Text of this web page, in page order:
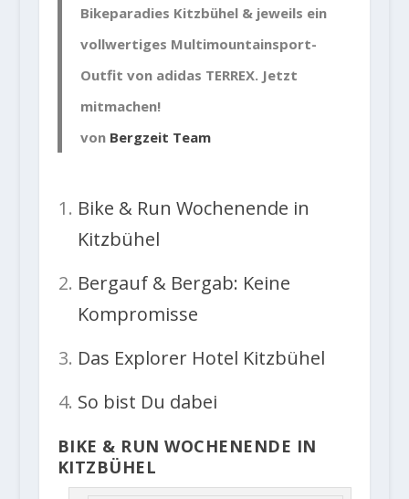
Bikeparadies Kitzbühel & jeweils ein
vollwertiges Multimountainsport-
Outfit von adidas TERREX. Jetzt
mitmachen!
von Bergzeit Team
Bike & Run Wochenende in
Kitzbühel
Bergauf & Bergab: Keine
Kompromisse
Das Explorer Hotel Kitzbühel
So bist Du dabei
BIKE & RUN WOCHENENDE IN
KITZBÜHEL